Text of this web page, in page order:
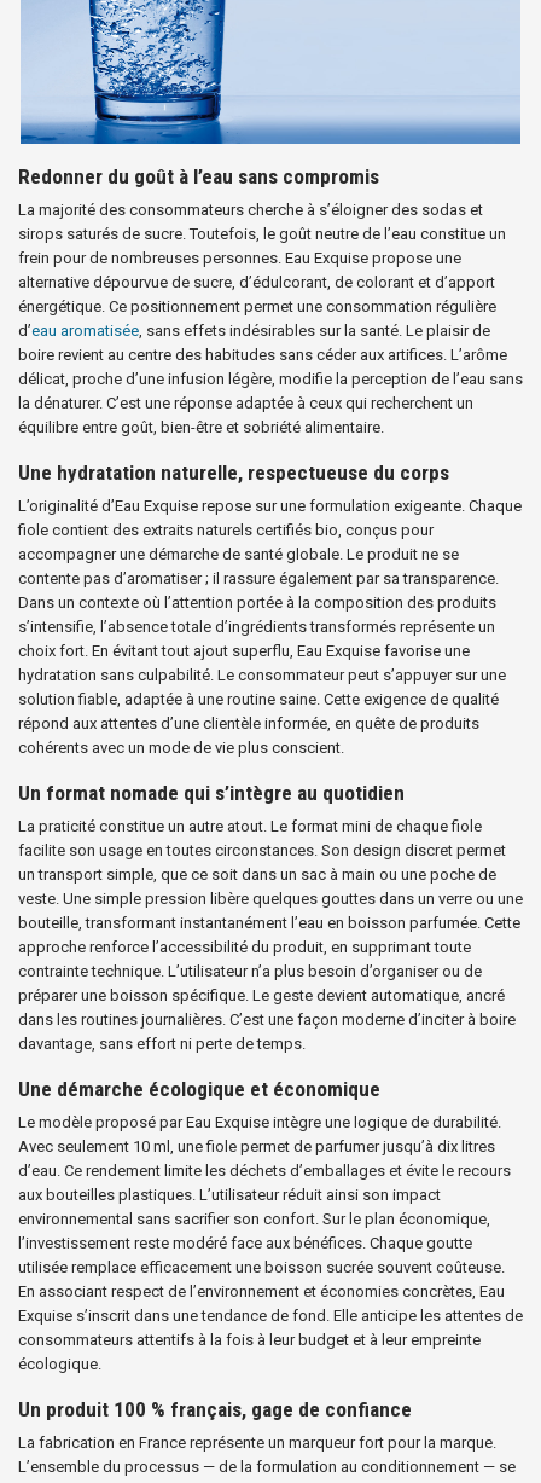
Redonner du goût à l’eau sans compromis
La majorité des consommateurs cherche à s’éloigner des sodas et
sirops saturés de sucre. Toutefois, le goût neutre de l’eau constitue un
frein pour de nombreuses personnes. Eau Exquise propose une
alternative dépourvue de sucre, d’édulcorant, de colorant et d’apport
énergétique. Ce positionnement permet une consommation régulière
d’eau aromatisée, sans effets indésirables sur la santé. Le plaisir de
boire revient au centre des habitudes sans céder aux artifices. L’arôme
délicat, proche d’une infusion légère, modifie la perception de l’eau sans
la dénaturer. C’est une réponse adaptée à ceux qui recherchent un
équilibre entre goût, bien-être et sobriété alimentaire.
Une hydratation naturelle, respectueuse du corps
L’originalité d’Eau Exquise repose sur une formulation exigeante. Chaque
fiole contient des extraits naturels certifiés bio, conçus pour
accompagner une démarche de santé globale. Le produit ne se
contente pas d’aromatiser ; il rassure également par sa transparence.
Dans un contexte où l’attention portée à la composition des produits
s’intensifie, l’absence totale d’ingrédients transformés représente un
choix fort. En évitant tout ajout superflu, Eau Exquise favorise une
hydratation sans culpabilité. Le consommateur peut s’appuyer sur une
solution fiable, adaptée à une routine saine. Cette exigence de qualité
répond aux attentes d’une clientèle informée, en quête de produits
cohérents avec un mode de vie plus conscient.
Un format nomade qui s’intègre au quotidien
La praticité constitue un autre atout. Le format mini de chaque fiole
facilite son usage en toutes circonstances. Son design discret permet
un transport simple, que ce soit dans un sac à main ou une poche de
veste. Une simple pression libère quelques gouttes dans un verre ou une
bouteille, transformant instantanément l’eau en boisson parfumée. Cette
approche renforce l’accessibilité du produit, en supprimant toute
contrainte technique. L’utilisateur n’a plus besoin d’organiser ou de
préparer une boisson spécifique. Le geste devient automatique, ancré
dans les routines journalières. C’est une façon moderne d’inciter à boire
davantage, sans effort ni perte de temps.
Une démarche écologique et économique
Le modèle proposé par Eau Exquise intègre une logique de durabilité.
Avec seulement 10 ml, une fiole permet de parfumer jusqu’à dix litres
d’eau. Ce rendement limite les déchets d’emballages et évite le recours
aux bouteilles plastiques. L’utilisateur réduit ainsi son impact
environnemental sans sacrifier son confort. Sur le plan économique,
l’investissement reste modéré face aux bénéfices. Chaque goutte
utilisée remplace efficacement une boisson sucrée souvent coûteuse.
En associant respect de l’environnement et économies concrètes, Eau
Exquise s’inscrit dans une tendance de fond. Elle anticipe les attentes de
consommateurs attentifs à la fois à leur budget et à leur empreinte
écologique.
Un produit 100 % français, gage de confiance
La fabrication en France représente un marqueur fort pour la marque.
L’ensemble du processus — de la formulation au conditionnement — se